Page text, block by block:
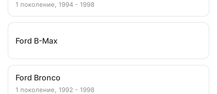
1 поколение, 1994 - 1998
Ford B-Max
Ford Bronco
1 поколение, 1992 - 1998